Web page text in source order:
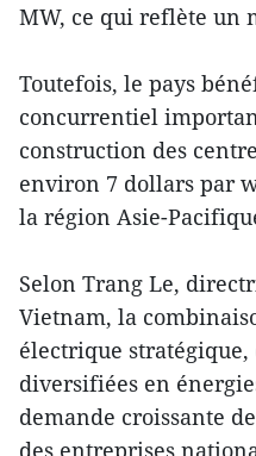
MW, ce qui reflète un
Toutefois, le pays
concurrentiel
construction des
environ 7 dollars par
la région Asie-
Selon Trang Le,
Vietnam, la
électrique stratégique,
diversifiées en
demande croissante
des entreprises